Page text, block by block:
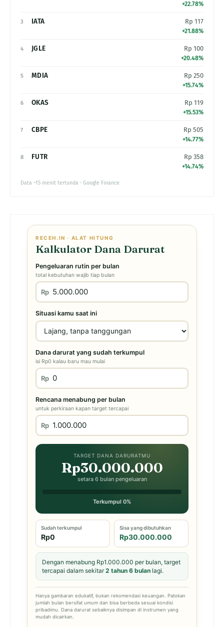
+22.78%
3 IATA Rp 117
+21.88%
4 JGLE Rp 100
+20.48%
5 MDIA Rp 250
+15.74%
6 OKAS Rp 119
+15.53%
7 CBPE Rp 505
+14.77%
8 FUTR Rp 358
+14.74%
Data ~15 menit tertunda · Google Finance
RECEH.IN · ALAT HITUNG
Kalkulator Dana Darurat
Pengeluaran rutin per bulan
total kebutuhan wajib tiap bulan
Rp
Situasi kamu saat ini
Dana darurat yang sudah terkumpul
isi Rp0 kalau baru mau mulai
Rp
Rencana menabung per bulan
untuk perkiraan kapan target tercapai
Rp
TARGET DANA DARURATMU
Rp30.000.000
setara 6 bulan pengeluaran
Terkumpul 0%
Sudah terkumpul
Rp0
Sisa yang dibutuhkan
Rp30.000.000
Dengan menabung Rp1.000.000 per bulan, target
tercapai dalam sekitar2 tahun 6 bulan lagi.
Hanya gambaran edukatif, bukan rekomendasi keuangan. Patokan
jumlah bulan bersifat umum dan bisa berbeda sesuai kondisi
pribadimu. Dana darurat sebaiknya disimpan di instrumen yang
mudah dicairkan.